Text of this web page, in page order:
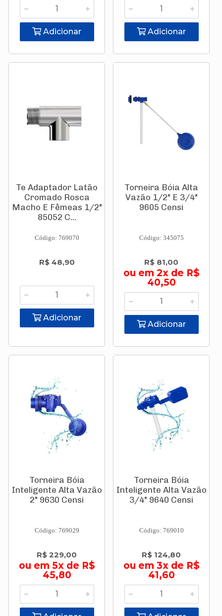
Adicionar Adicionar
Te Adaptador Latão
Cromado Rosca
Macho E Fêmeas 1/2"
85052 C...
Código: 769070
R$ 48,90
Adicionar
Torneira Bóia Alta
Vazão 1/2" E 3/4"
9605 Censi
Código: 345075
R$ 81,00
ou em 2x de R$
40,50
Adicionar
Torneira Bóia
Inteligente Alta Vazão
2" 9630 Censi
Código: 769029
R$ 229,00
ou em 5x de R$
45,80
Torneira Bóia
Inteligente Alta Vazão
3/4" 9640 Censi
Código: 769010
R$ 124,80
ou em 3x de R$
41,60